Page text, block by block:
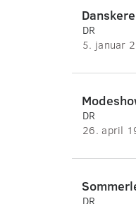
DR
5. januar
DR
26. april
DR